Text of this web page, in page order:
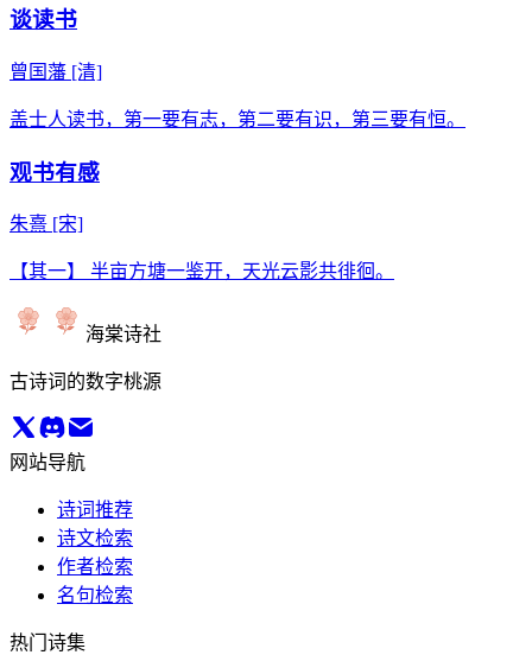
谈读书
曾国藩 [清]
盖士人读书，第一要有志，第二要有识，第三要有恒。
观书有感
朱熹 [宋]
【其一】 半亩方塘一鉴开，天光云影共徘徊。
海棠诗社
古诗词的数字桃源
网站导航
诗词推荐
诗文检索
作者检索
名句检索
热门诗集